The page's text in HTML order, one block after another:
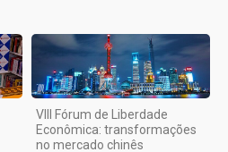
VIII Fórum de Liberdade
Econômica: transformações
no mercado chinês